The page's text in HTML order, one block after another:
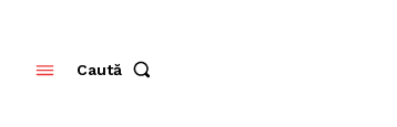
Caută